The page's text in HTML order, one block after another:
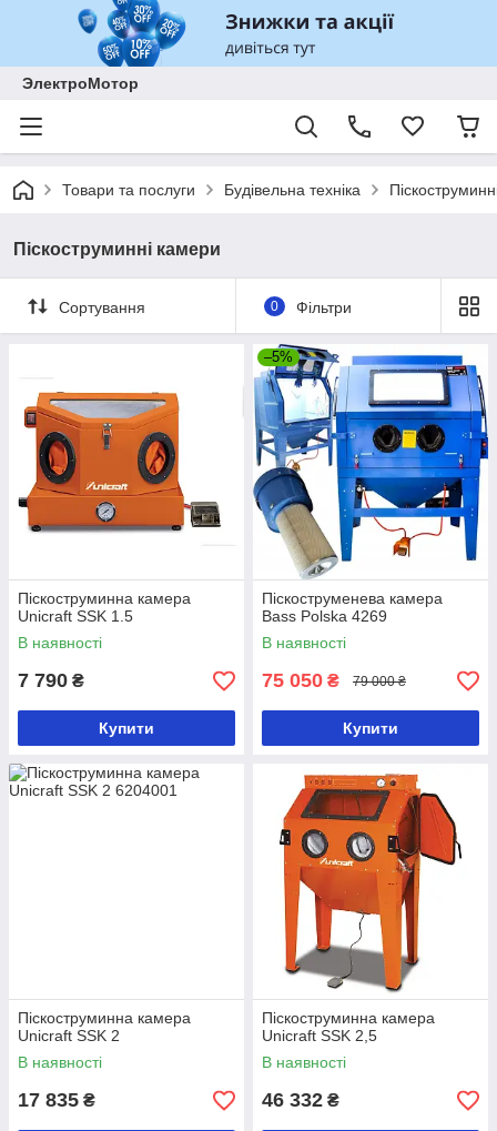
ЭлектроМотор
Товари та послуги Будівельна техніка
Піскоструминні камери
Сортування 0 Фільтри
Піскоструминна камера
Unicraft SSK 1.5
В наявності
7 790 ₴
Купити
–5%
Піскоструменева камера
Bass Polska 4269
В наявності
75 050 ₴ 79 000 ₴
Купити
Піскоструминна камера
Unicraft SSK 2
В наявності
17 835 ₴
Піскоструминна камера
Unicraft SSK 2,5
В наявності
46 332 ₴